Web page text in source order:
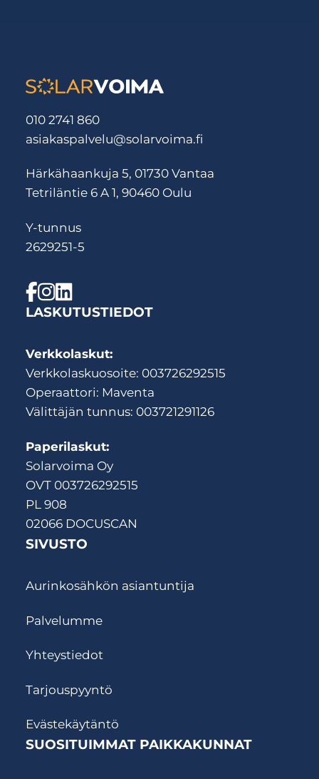
010 2741 860
asiakaspalvelu@solarvoima.fi
Härkähaankuja 5, 01730 Vantaa
Tetriläntie 6 A 1, 90460 Oulu
Y-tunnus
2629251-5
LASKUTUSTIEDOT
Verkkolaskut:
Verkkolaskuosoite: 003726292515
Operaattori: Maventa
Välittäjän tunnus: 003721291126
Paperilaskut:
Solarvoima Oy
OVT 003726292515
PL 908
02066 DOCUSCAN
SIVUSTO
Aurinkosähkön asiantuntija
Palvelumme
Yhteystiedot
Tarjouspyyntö
Evästekäytäntö
SUOSITUIMMAT PAIKKAKUNNAT